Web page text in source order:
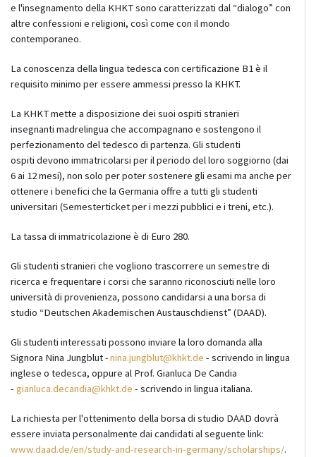
e l'insegnamento della KHKTsono caratterizzati dal “dialogo” con
altre confessioni e religioni, così come con il mondo
contemporaneo.
La conoscenza della lingua tedesca con certificazione B1 è il
requisito minimo per essere ammessi presso la KHKT.
La KHKT mette a disposizione dei suoi ospiti stranieri
insegnanti madrelingua che accompagnano e sostengono il
perfezionamento del tedesco di partenza. Gli studenti
ospiti devono immatricolarsi per il periodo del loro soggiorno (dai
6 ai 12 mesi), non solo per poter sostenere gli esami ma anche per
ottenere i benefici che la Germania offre a tutti gli studenti
universitari (Semesterticket per i mezzi pubblici e i treni, etc.).
La tassa di immatricolazione è di Euro 280.
Gli studenti stranieri che vogliono trascorrere un semestre di
ricerca e frequentare i corsi che saranno riconosciuti nelle loro
università di provenienza, possono candidarsi a una borsa di
studio “Deutschen Akademischen Austauschdienst” (DAAD).
Gli studenti interessati possono inviare la loro domanda alla
Signora Nina Jungblut-nina.jungblut@khkt.de - scrivendo in lingua
inglese o tedesca, oppure al Prof. Gianluca De Candia
- gianluca.decandia@khkt.de - scrivendo in lingua italiana.
La richiesta per l'ottenimento della borsa di studio DAAD dovrà
essere inviata personalmente dai candidati al seguente link:
www.daad.de/en/study-and-research-in-germany/scholarships/.